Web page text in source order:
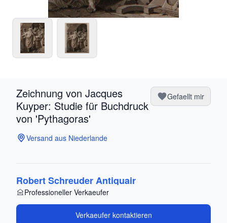
Zeichnung von Jacques
Kuyper: Studie für Buchdruck
von 'Pythagoras'
Gefaellt mir
Versand aus Niederlande
Robert Schreuder Antiquair
Professioneller Verkaeufer
Verkaeufer kontaktieren